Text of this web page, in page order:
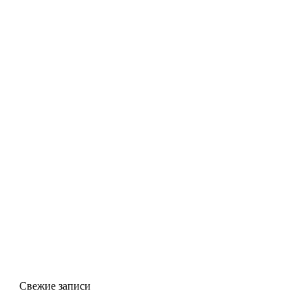
Свежие записи